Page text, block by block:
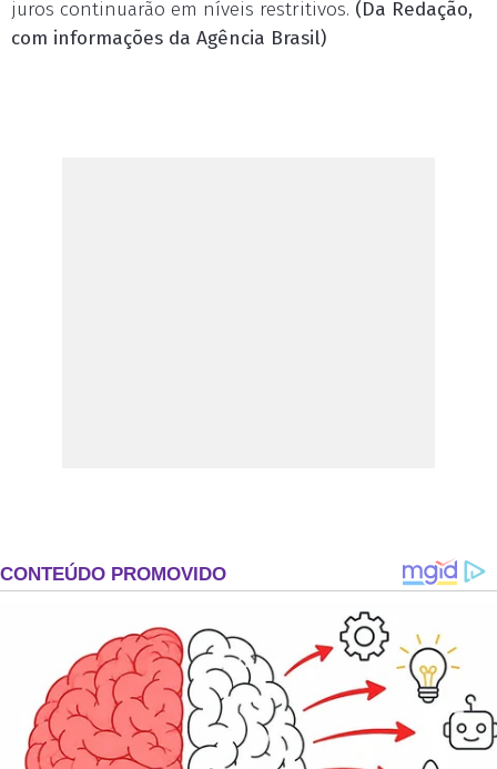
juros continuarão em níveis restritivos. (Da Redação,
com informações da Agência Brasil)